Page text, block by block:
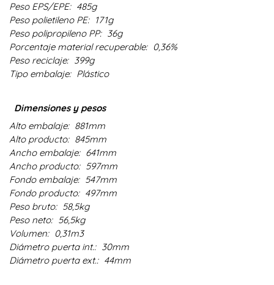
Peso EPS/EPE: 485g
Peso polietileno PE: 171g
Peso polipropileno PP: 36g
Porcentaje material recuperable: 0,36%
Peso reciclaje: 399g
Tipo embalaje: Plástico
Dimensiones y pesos
Alto embalaje: 881mm
Alto producto: 845mm
Ancho embalaje: 641mm
Ancho producto: 597mm
Fondo embalaje: 547mm
Fondo producto: 497mm
Peso bruto: 58,5kg
Peso neto: 56,5kg
Volumen: 0,31m3
Diámetro puerta int.: 30mm
Diámetro puerta ext.: 44mm